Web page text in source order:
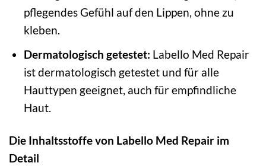
pflegendes Gefühl auf den Lippen, ohne zu
kleben.
Dermatologisch getestet: Labello Med Repair
ist dermatologisch getestet und für alle
Hauttypen geeignet, auch für empfindliche
Haut.
Die Inhaltsstoffe von Labello Med Repair im
Detail